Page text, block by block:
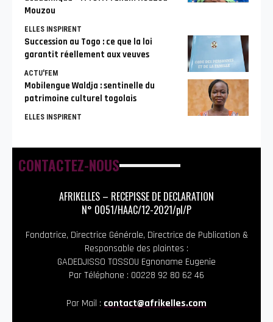
Mouzou
ELLES INSPIRENT
Succession au Togo : ce que la loi
garantit réellement aux veuves
ACTU'FEM
Mobilengue Waldja : sentinelle du
patrimoine culturel togolais
ELLES INSPIRENT
CONTACTEZ-NOUS
AFRIKELLES – RECEPISSE DE DECLARATION
N° 0051/HAAC/12-2021/pl/P
Fondatrice, Directrice Générale, Directrice de Publication &
Responsable des plaintes :
GADEDJISSO TOSSOU Egnoname Eugenie
Par Téléphone : 00228 92 80 62 46
Par Mail : contact@afrikelles.com